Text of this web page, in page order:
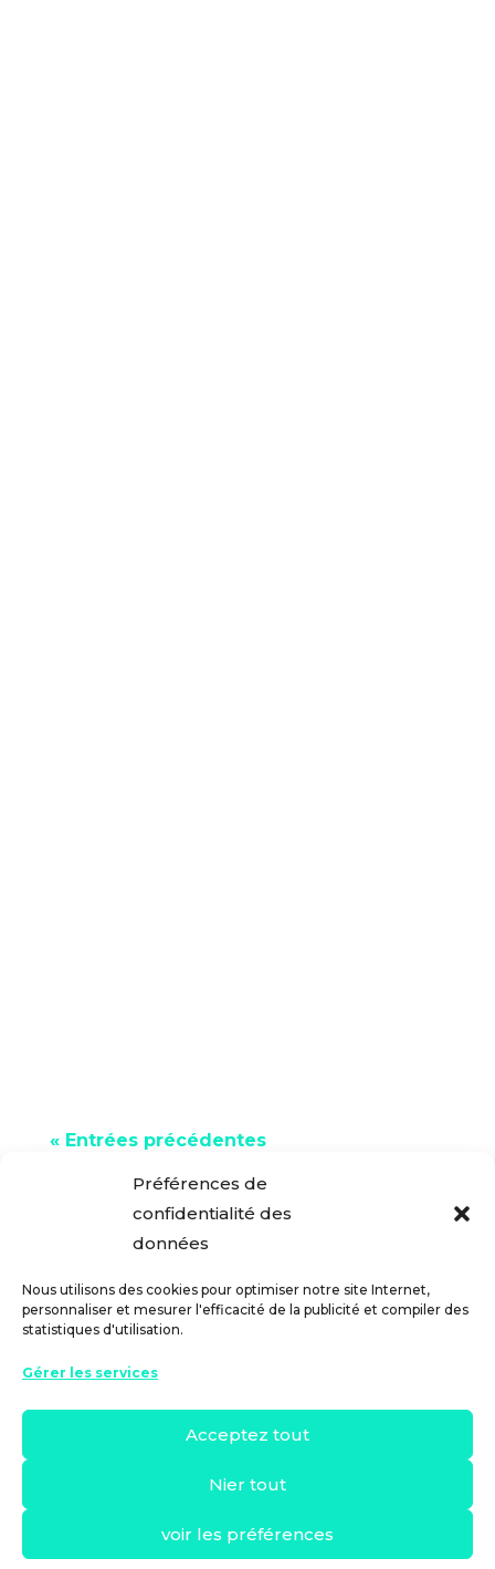
Préférences de
confidentialité des
données
Nous utilisons des cookies pour optimiser notre site Internet,
personnaliser et mesurer l'efficacité de la publicité et compiler des
statistiques d'utilisation.
Gérer les services
Acceptez tout
Nier tout
voir les préférences
« Entrées précédentes
Copyright 2024 © Banks & SavingAvis juridique